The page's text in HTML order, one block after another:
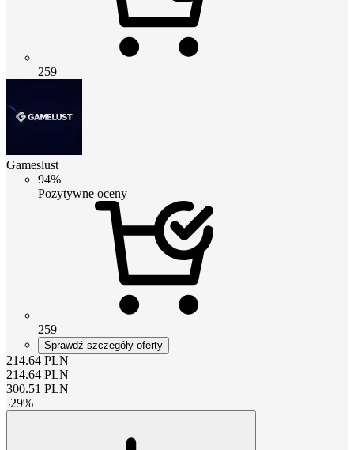
259
Gameslust
94%
Pozytywne oceny
259
Sprawdź szczegóły oferty
214.64 PLN
214.64 PLN
300.51 PLN
-29%